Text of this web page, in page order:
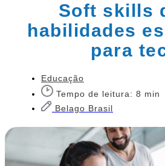
Soft skills
habilidades
para
Educação
Tempo de leitura: 8 min
Belago Brasil